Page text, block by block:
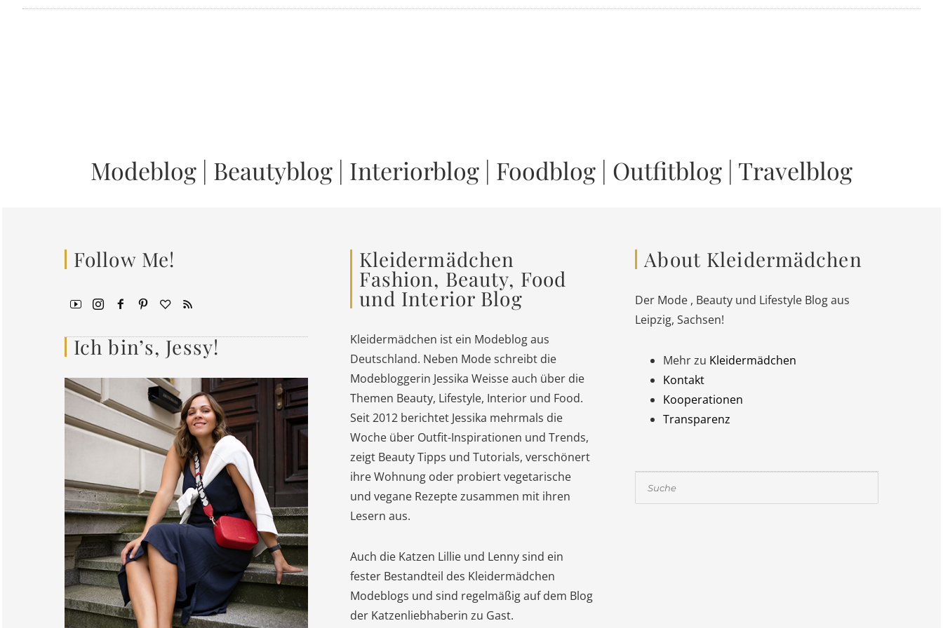
Modeblog | Beautyblog | Interiorblog | Foodblog | Outfitblog | Travelblog
Follow Me!
Ich bin’s, Jessy!
Kleidermädchen
Fashion, Beauty, Food
und Interior Blog
Kleidermädchen ist ein Modeblog aus
Deutschland. Neben Mode schreibt die
Modebloggerin Jessika Weisse auch über die
Themen Beauty, Lifestyle, Interior und Food.
Seit 2012 berichtet Jessika mehrmals die
Woche über Outfit-Inspirationen und Trends,
zeigt Beauty Tipps und Tutorials, verschönert
ihre Wohnung oder probiert vegetarische
und vegane Rezepte zusammen mit ihren
Lesern aus.
Auch die Katzen Lillie und Lenny sind ein
fester Bestandteil des Kleidermädchen
Modeblogs und sind regelmäßig auf dem Blog
der Katzenliebhaberin zu Gast.
About Kleidermädchen
Der Mode , Beauty und Lifestyle Blog aus
Leipzig, Sachsen!
Mehr zu Kleidermädchen
Kontakt
Kooperationen
Transparenz
Suchen